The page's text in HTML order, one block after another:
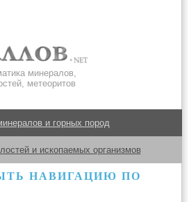
минералов,
метеоритов
и горных пород
и ископаемых организмов
НАВИГАЦИЮ ПО